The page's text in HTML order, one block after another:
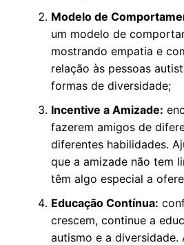
Modelo de
um modelo de
mostrando empatia e
relação às pessoas
formas de diversidade;
Incentive a Amizade:
fazerem amigos de
diferentes habilidades.
que a amizade não tem
têm algo especial a
Educação Contínua:
crescem, continue a
autismo e a diversidade.